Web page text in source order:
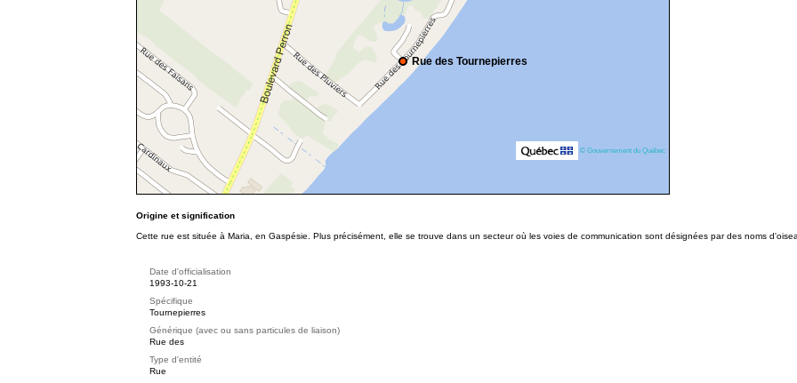
Rue des Tournepierres
© Gouvernement du Québec
Origine et signification
Cette rue est située à Maria, en Gaspésie. Plus précisément, elle se trouve dans un secteur où les voies de communication sont désignées par des noms
Date d'officialisation
1993-10-21
Spécifique
Tournepierres
Générique (avec ou sans particules de liaison)
Rue des
Type d'entité
Rue